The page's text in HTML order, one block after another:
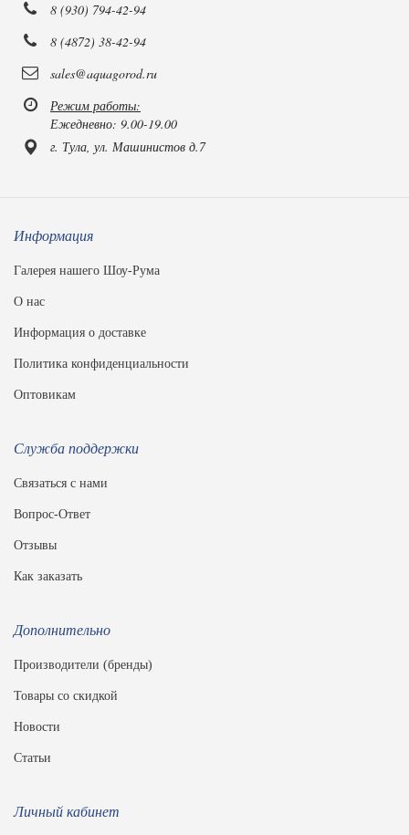
8 (930) 794-42-94
8 (4872) 38-42-94
sales@aquagorod.ru
Режим работы:
Ежедневно: 9.00-19.00
г. Тула, ул. Машинистов д.7
Информация
Галерея нашего Шоу-Рума
О нас
Информация о доставке
Политика конфиденциальности
Оптовикам
Служба поддержки
Связаться с нами
Вопрос-Ответ
Отзывы
Как заказать
Дополнительно
Производители (бренды)
Товары со скидкой
Новости
Статьи
Личный кабинет